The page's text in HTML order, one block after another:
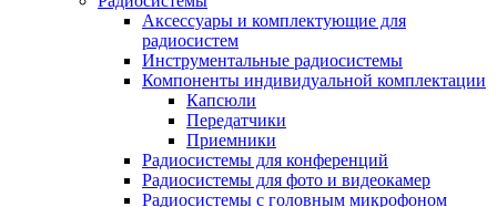
Аксессуары и комплектующие для
радиосистем
Инструментальные радиосистемы
Компоненты индивидуальной комплектации
Капсюли
Передатчики
Приемники
Радиосистемы для конференций
Радиосистемы для фото и видеокамер
Радиосистемы с головным микрофоном